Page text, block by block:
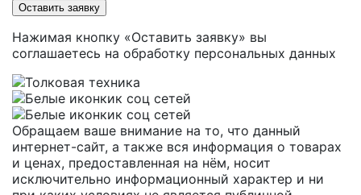
Оставить заявку
Нажимая кнопку «Оставить заявку» вы
соглашаетесь на обработку персональных данных
Обращаем ваше внимание на то, что данный
интернет-сайт, а также вся информация о товарах
и ценах, предоставленная на нём, носит
исключительно информационный характер и ни